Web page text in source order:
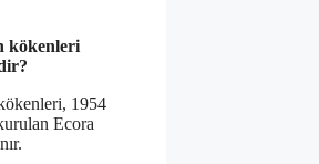
kökenleri
1954
Ecora